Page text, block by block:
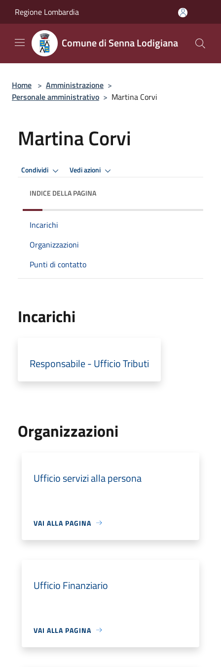
Regione Lombardia
Comune di Senna Lodigiana
Home > Amministrazione >
Personale amministrativo > Martina Corvi
Martina Corvi
Condividi Vedi azioni
INDICE DELLA PAGINA
Incarichi
Organizzazioni
Punti di contatto
Incarichi
Responsabile - Ufficio Tributi
Organizzazioni
Ufficio servizi alla persona
VAI ALLA PAGINA
Ufficio Finanziario
VAI ALLA PAGINA